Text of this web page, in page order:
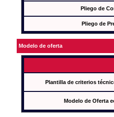
Pliego de
Pliego de
Modelo de oferta
Plantilla de criterios
Modelo de Oferta